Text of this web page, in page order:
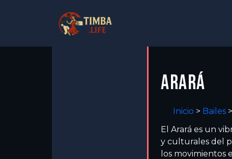
ARARÁ
Inicio > Bailes >
El Arará es un
y culturales del
los movimientos